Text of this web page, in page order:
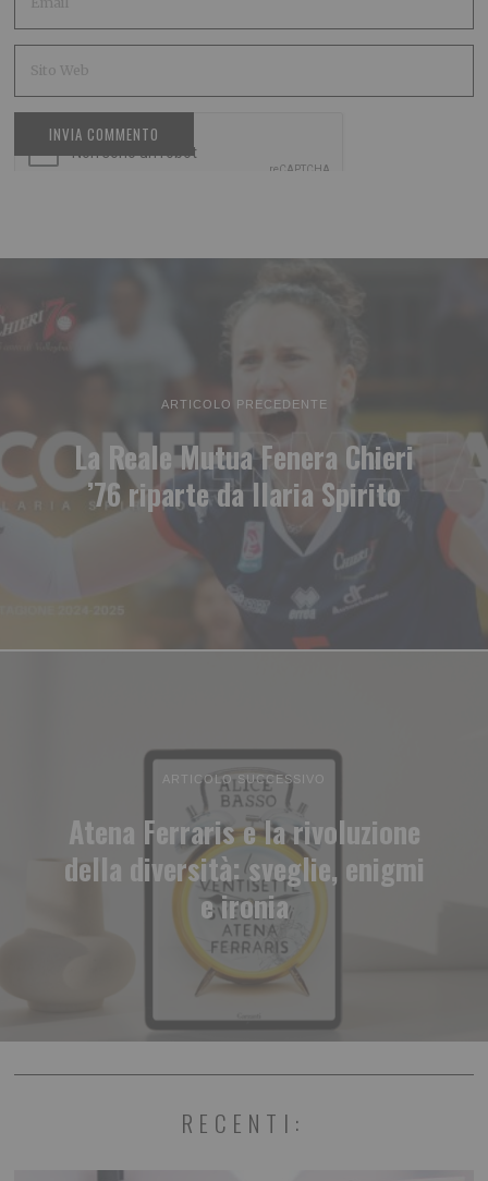
ARTICOLO PRECEDENTE
La Reale Mutua Fenera Chieri
’76 riparte da Ilaria Spirito
ARTICOLO SUCCESSIVO
Atena Ferraris e la rivoluzione
della diversità: sveglie, enigmi
e ironia
RECENTI: